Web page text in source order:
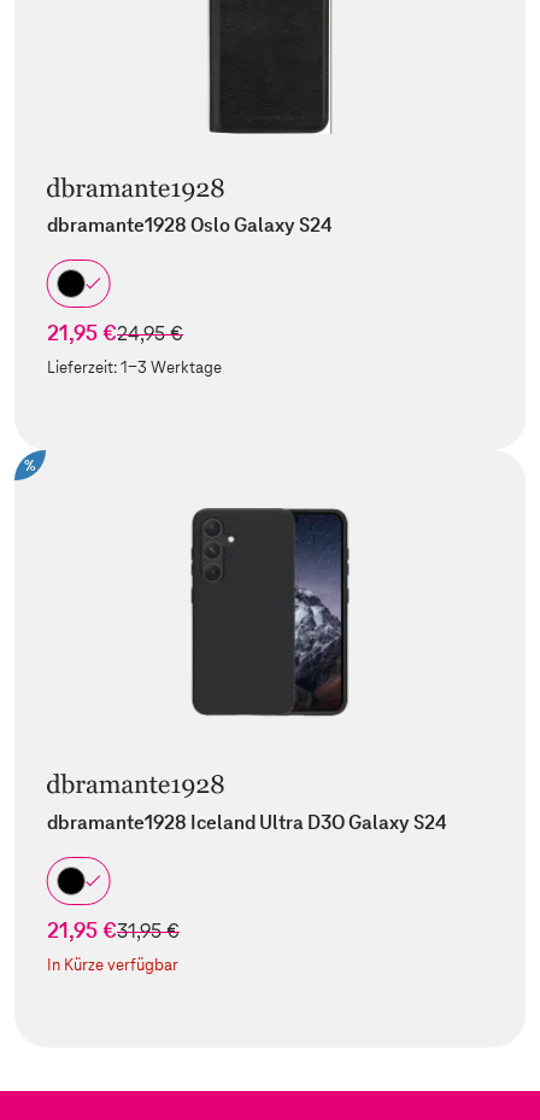
dbramante1928 Oslo Galaxy S24
21,95 €statt
24,95 €
Lieferzeit:1-3 Werktage
%
dbramante1928 Iceland Ultra D3O Galaxy S24
21,95 €statt
31,95 €
In Kürze verfügbar